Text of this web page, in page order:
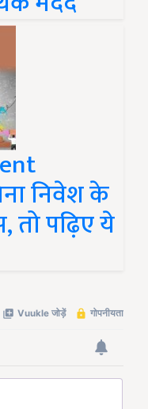
निवेश के
पढ़िए ये